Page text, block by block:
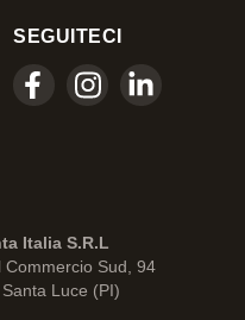
SEGUITECI
Italia S.R.L
Commercio Sud, 94
Luce (PI)